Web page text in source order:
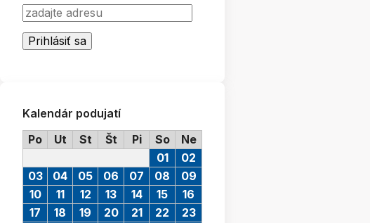
Kalendár podujatí
Po
Ut St Št Pi So Ne
01
02
03
04 05 06 07 08
09
10
11 12 13 14 15
16
17
18 19 20 21 22
23